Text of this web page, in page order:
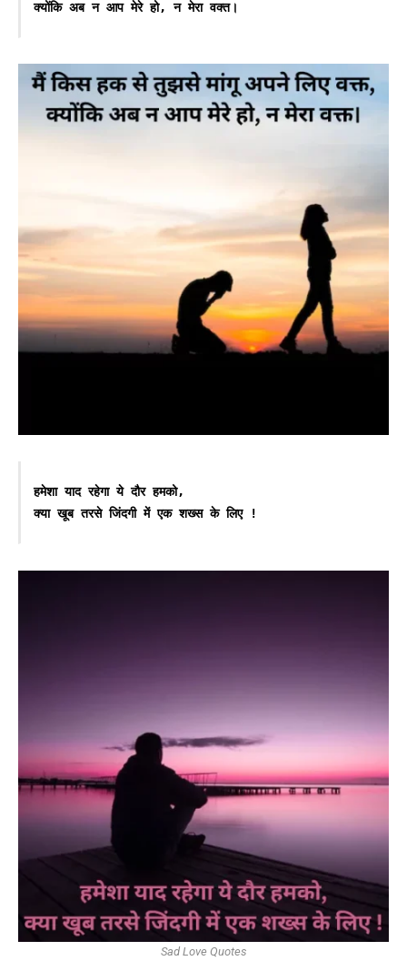
क्योंकि अब न आप मेरे हो, न मेरा वक्त।
हमेशा याद रहेगा ये दौर हमको,
क्या खूब तरसे जिंदगी में एक शख्स के लिए !
Sad Love Quotes